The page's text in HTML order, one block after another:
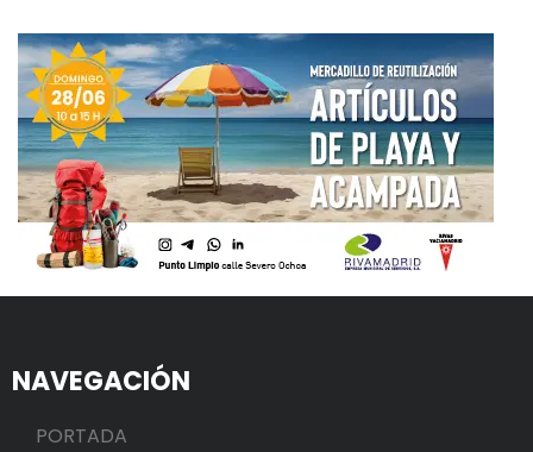
NAVEGACIÓN
PORTADA